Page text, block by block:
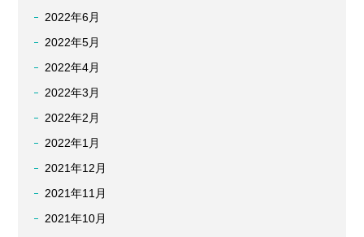
2022年6月
2022年5月
2022年4月
2022年3月
2022年2月
2022年1月
2021年12月
2021年11月
2021年10月